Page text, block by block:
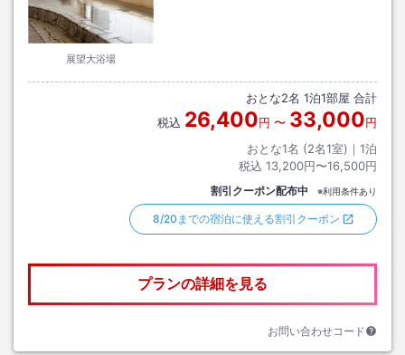
展望大浴場
おとな2名 1泊1部屋 合計
税込 26,400円 〜 33,000円
おとな1名 (2名1室)｜ 1泊
税込 13,200円〜16,500円
割引クーポン配布中 ※利用条件あり
8/20までの宿泊に使える割引クーポン
プランの詳細を見る
お問い合わせコード